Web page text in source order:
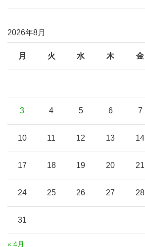
2026年8月
月 火 水 木 金
3 4 5 6 7
10 11 12 13 14
17 18 19 20 21
24 25 26 27 28
31
« 4月